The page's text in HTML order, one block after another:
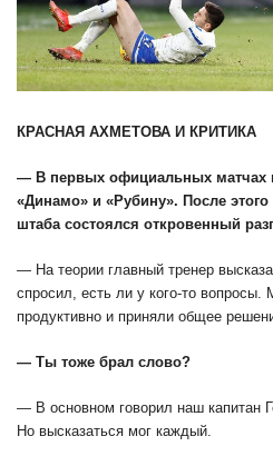
КРАСНАЯ АХМЕТОВА И КРИТИКА
— В первых официальных матчах
«Динамо» и «Рубину». После
штаба состоялся откровенный
— На теории главный тренер
спросил, есть ли у кого-то вопросы.
продуктивно и приняли общее
— Ты тоже брал слово?
— В основном говорил наш капитан
Но высказаться мог каждый.